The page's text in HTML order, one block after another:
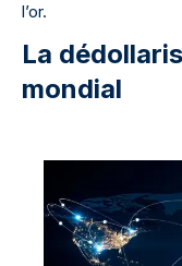
l’or.
La
mondial